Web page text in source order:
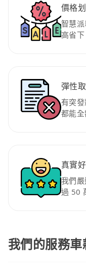
價格
智慧
高省
彈性
有突
都能全
真實
我們
過 50
我們的服務車